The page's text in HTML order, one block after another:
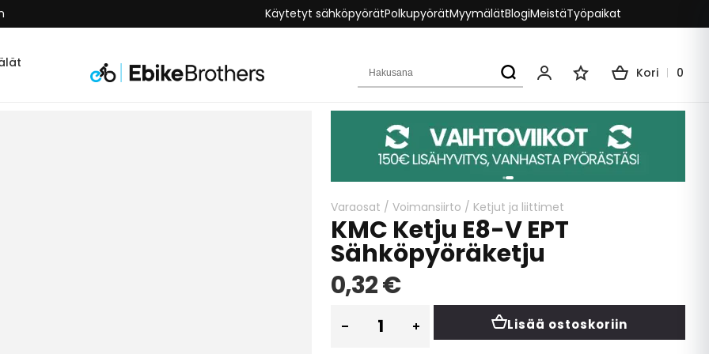
Käytetyt sähköpyörätPolkupyörätMyymälätBlogiMeistäTyöpaikat
Hakusana
Oma tiliToivelistaKori 0
Varaosat / Voimansiirto / Ketjut ja liittimet
KMC Ketju E8-V EPT
Sähköpyöräketju
0,32 €
Lisää ostoskoriin